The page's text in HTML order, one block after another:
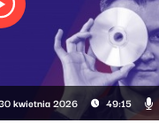
kwietnia 2026 49:15